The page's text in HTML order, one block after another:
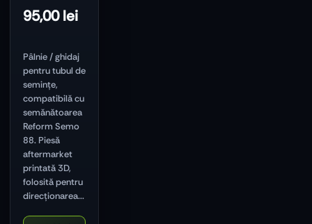
95,00lei
Pâlnie / ghidaj
pentru tubul de
semințe,
compatibilă cu
semănătoarea
Reform Semo
88. Piesă
aftermarket
printată 3D,
folosită pentru
direcționarea...